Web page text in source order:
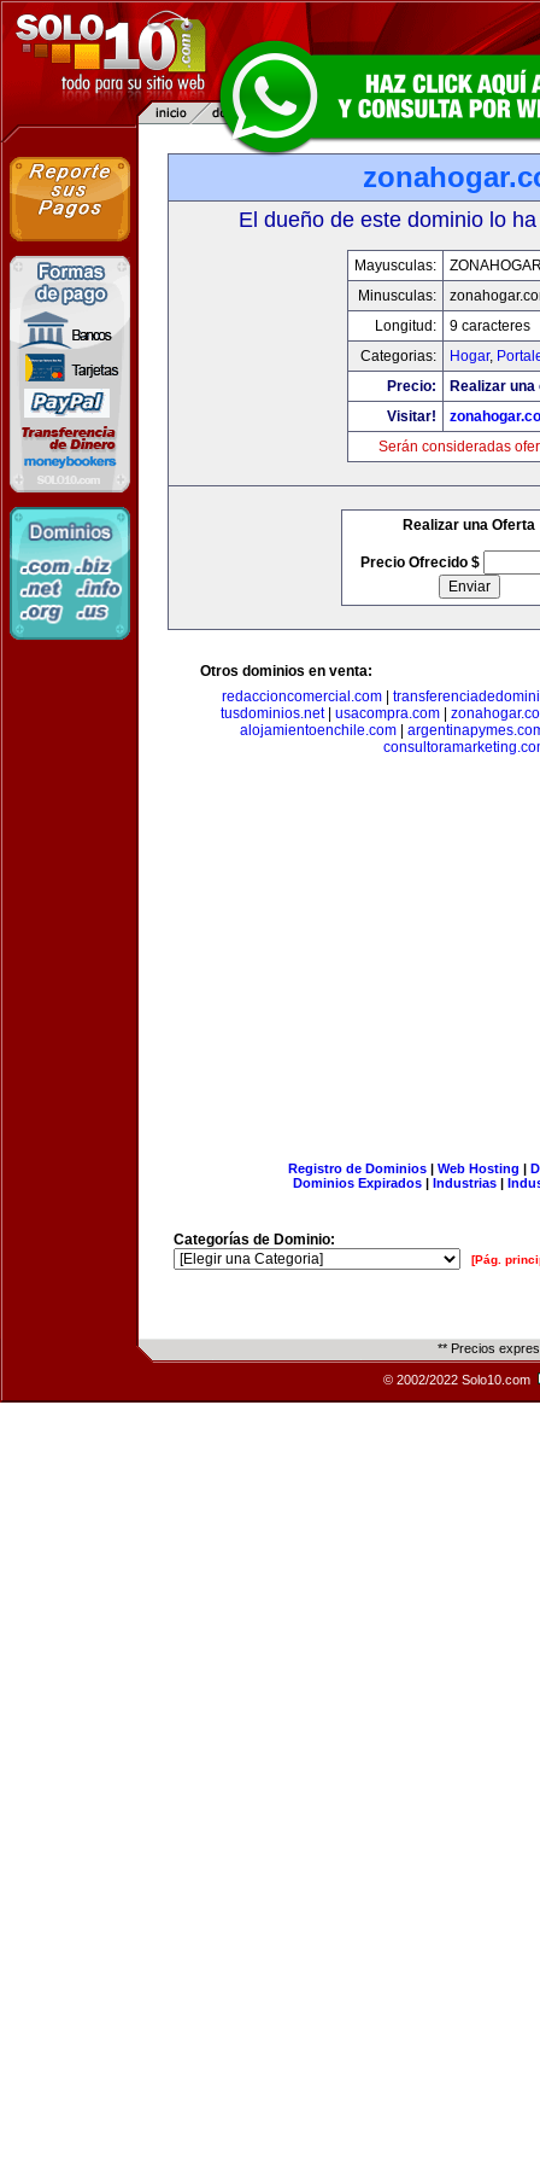
El dueño de este dominio lo
Mayusculas:
Minusculas:
Longitud:
9 caracteres
Categorias:
Hogar,
Precio:
Realizar
Visitar!
Serán consideradas
Realizar una Oferta
Precio Ofrecido $
Otros dominios en venta:
redaccioncomercial.com
tusdominios.net| usacompra.com|
alojamientoenchile.com
Registro de Dominios| Web Hosting |
Dominios Expirados | Industrias |
Categorías de Dominio:
[Pág.
** Precios
© 2002/2022 Solo10.com